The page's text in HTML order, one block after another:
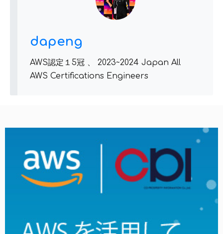
dapeng
AWS認定１5冠 、 2023~2024 Japan All
AWS Certifications Engineers